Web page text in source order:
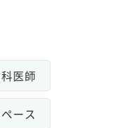
医師
ース